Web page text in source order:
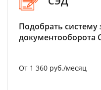
Подобрать систему
документооборота
От 1 360 руб./месяц